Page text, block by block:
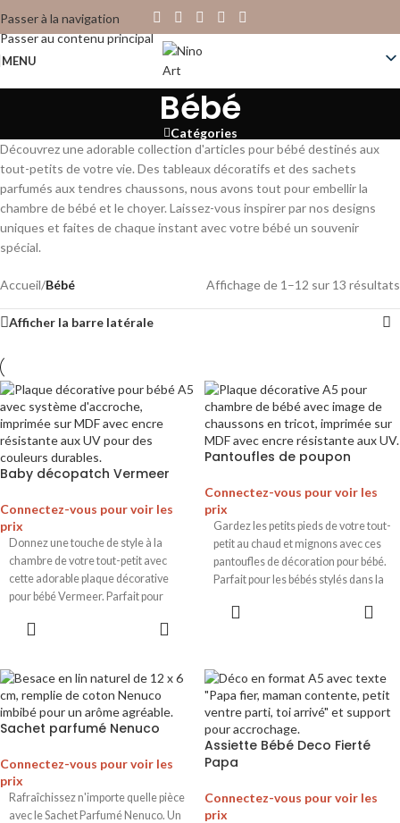
Passer à la navigation
Passer au contenu principal
MENU
Bébé
Catégories
Découvrez une adorable collection d'articles pour bébé destinés aux
tout-petits de votre vie. Des tableaux décoratifs et des sachets
parfumés aux tendres chaussons, nous avons tout pour embellir la
chambre de bébé et le choyer. Laissez-vous inspirer par nos designs
uniques et faites de chaque instant avec votre bébé un souvenir
spécial.
Accueil/Bébé Affichage de 1–12 sur 13 résultats
Afficher la barre latérale
Baby décopatch Vermeer
Connectez-vous pour voir les
prix
Donnez une touche de style à la
chambre de votre tout-petit avec
cette adorable plaque décorative
pour bébé Vermeer. Parfait pour
Pantoufles de poupon
Connectez-vous pour voir les
prix
Gardez les petits pieds de votre tout-
petit au chaud et mignons avec ces
pantoufles de décoration pour bébé.
Parfait pour les bébés stylés dans la
Sachet parfumé Nenuco
Connectez-vous pour voir les
prix
Rafraîchissez n'importe quelle pièce
avec le Sachet Parfumé Nenuco. Un
Assiette Bébé Deco Fierté
Papa
Connectez-vous pour voir les
prix